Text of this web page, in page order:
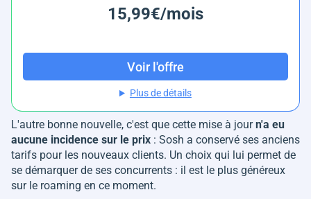
15,99€/mois
Voir l'offre
Plus de détails
L'autre bonne nouvelle, c'est que cette mise à journ'a eu
aucune incidence sur le prix : Sosh a conservé ses anciens
tarifs pour les nouveaux clients. Un choix qui lui permet de
se démarquer de ses concurrents : il est le plus généreux
sur le roaming en ce moment.